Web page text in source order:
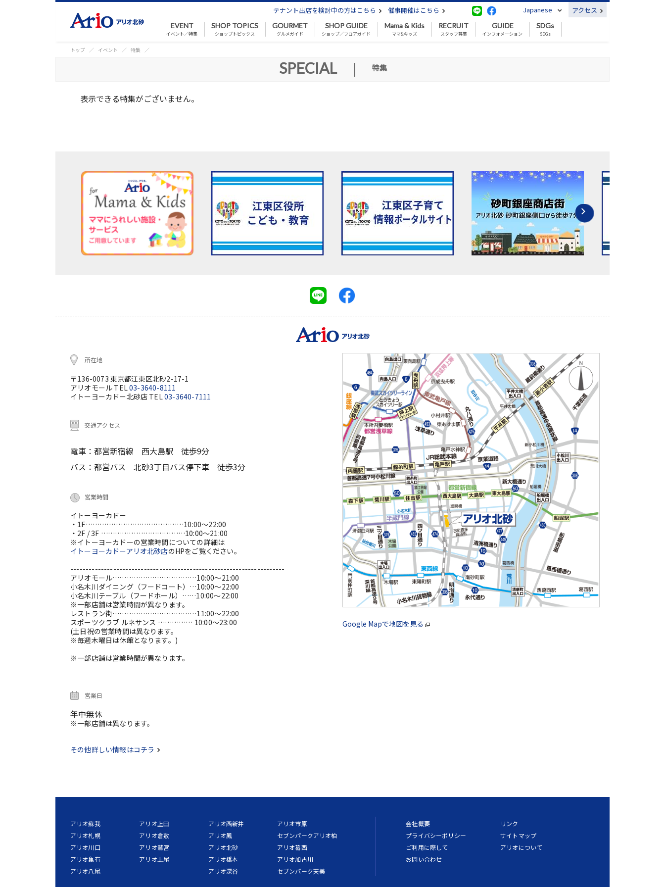
テナント出店を検討中の方はこちら 催事開催はこちら Japanese アクセス
EVENT
イベント／特集
SHOP TOPICS
ショップトピックス
GOURMET
グルメガイド
SHOP GUIDE
ショップ／フロアガイド
Mama & Kids
ママ&キッズ
RECRUIT
スタッフ募集
GUIDE
インフォメーション
SDGs
SDGs
トップ イベント 特集
SPECIAL | 特集
表示できる特集がございません。
所在地
〒136-0073 東京都江東区北砂2-17-1
アリオモール TEL03-3640-8111
イトーヨーカドー北砂店 TEL03-3640-7111
交通アクセス
電車：都営新宿線 西大島駅 徒歩9分
バス：都営バス 北砂3丁目バス停下車 徒歩3分
営業時間
イトーヨーカドー
・1F……………………………………10:00～22:00
・2F / 3F ………………………………10:00～21:00
※イトーヨーカドーの営業時間についての詳細は
イトーヨーカドーアリオ北砂店のHPをご覧ください。
----------------------------------------------------------------------
アリオモール………………………………10:00～21:00
小名木川ダイニング（フードコート）…10:00～22:00
小名木川テーブル（フードホール）……10:00～22:00
※一部店舗は営業時間が異なります。
レストラン街………………………………11:00～22:00
スポーツクラブ ルネサンス …………… 10:00～23:00
(土日祝の営業時間は異なります。
※毎週木曜日は休館となります。)
※一部店舗は営業時間が異なります。
営業日
年中無休
※一部店舗は異なります。
その他詳しい情報はコチラ
Google Mapで地図を見る
アリオ蘇我
アリオ札幌
アリオ川口
アリオ亀有
アリオ八尾
アリオ上田
アリオ倉敷
アリオ鷲宮
アリオ上尾
アリオ西新井
アリオ鳳
アリオ北砂
アリオ橋本
アリオ深谷
アリオ市原
セブンパークアリオ柏
アリオ葛西
アリオ加古川
セブンパーク天美
会社概要
プライバシーポリシー
ご利用に際して
お問い合わせ
リンク
サイトマップ
アリオについて